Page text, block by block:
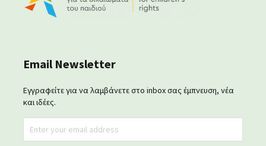
Email Newsletter
Εγγραφείτε για να λαμβάνετε στο inbox σας έμπνευση, νέα
και ιδέες.